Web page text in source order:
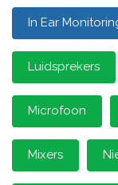
In Ear
Luidsprekers
Microfoon
Mixers